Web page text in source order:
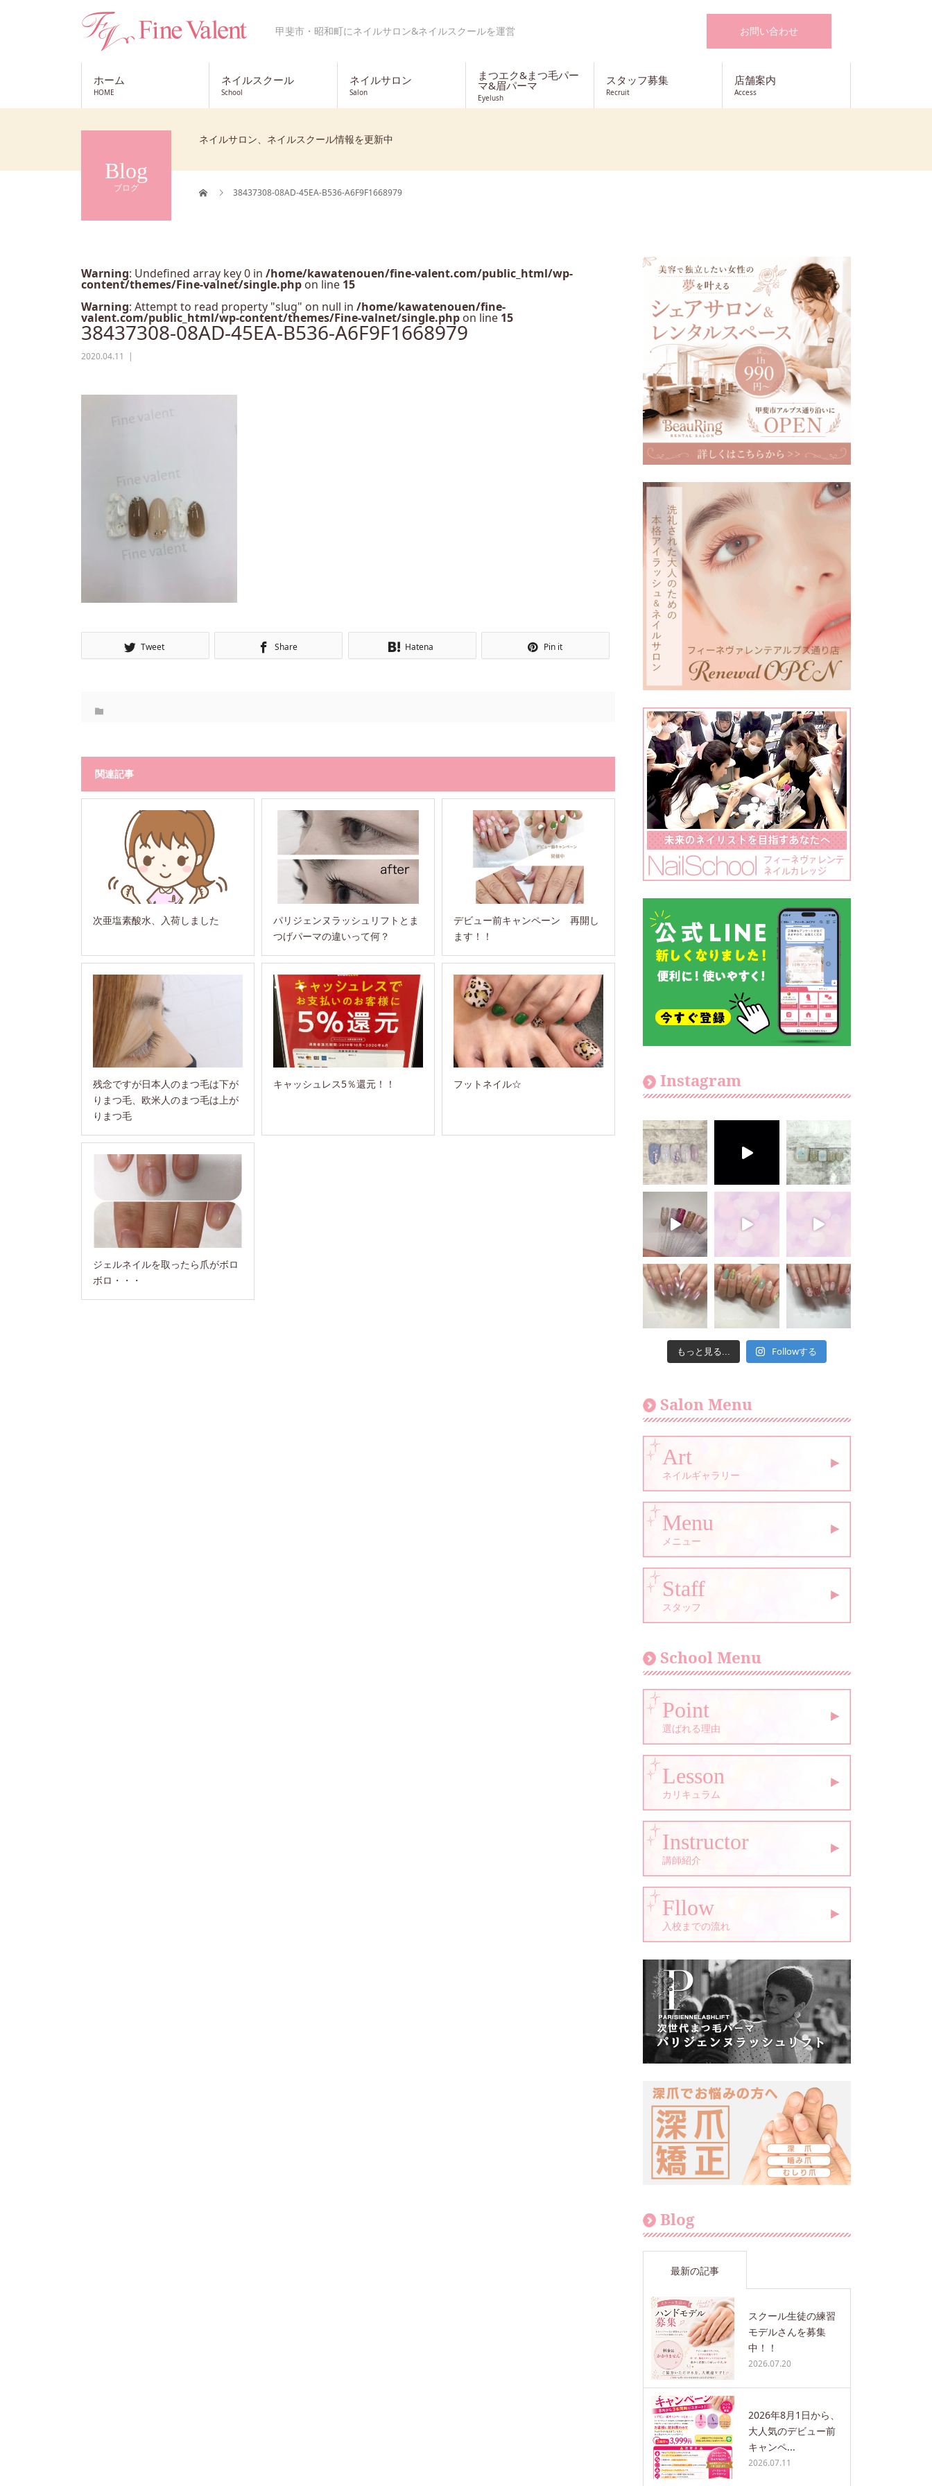
甲斐市・昭和町にネイルサロン&ネイルスクールを運営 お問い合わせ
ホーム
HOME
ネイルスクール
School
ネイルサロン
Salon
まつエク&まつ毛パー
マ&眉パーマ
Eyelush
スタッフ募集
Recruit
店舗案内
Access
Blog
ブログ
ネイルサロン、ネイルスクール情報を更新中
38437308-08AD-45EA-B536-A6F9F1668979
Warning: Undefined array key 0 in /home/kawatenouen/fine-valent.com/public_html/wp-
content/themes/Fine-valnet/single.php on line 15
Warning: Attempt to read property "slug" on null in /home/kawatenouen/fine-
valent.com/public_html/wp-content/themes/Fine-valnet/single.php on line 15
38437308-08AD-45EA-B536-A6F9F1668979
2020.04.11
Tweet Share Hatena Pin it
関連記事
次亜塩素酸水、入荷しました
パリジェンヌラッシュリフトとま
つげパーマの違いって何？
デビュー前キャンペーン 再開し
ます！！
残念ですが日本人のまつ毛は下が
りまつ毛、欧米人のまつ毛は上が
りまつ毛
キャッシュレス5％還元！！ フットネイル☆
ジェルネイルを取ったら爪がボロ
ボロ・・・
Instagram
もっと見る... Followする
Salon Menu
Art
ネイルギャラリー
Menu
メニュー
Staff
スタッフ
School Menu
Point
選ばれる理由
Lesson
カリキュラム
Instructor
講師紹介
Fllow
入校までの流れ
Blog
最新の記事
スクール生徒の練習
モデルさんを募集
中！！
2026.07.20
2026年8月1日から、
大人気のデビュー前
キャンペ...
2026.07.11